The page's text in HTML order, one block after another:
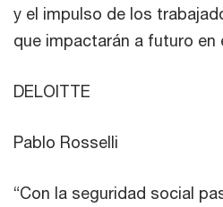
y el impulso de los
que impactarán a futuro en
DELOITTE
Pablo Rosselli
“Con la seguridad social